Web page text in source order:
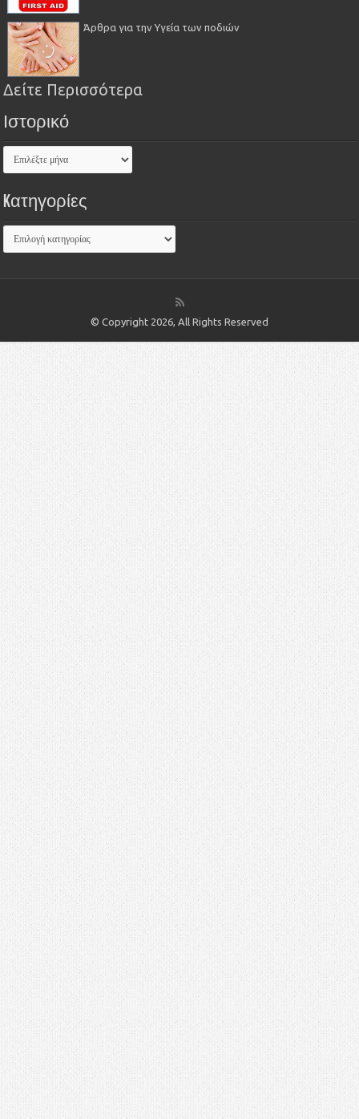
Άρθρα για την Υγεία των ποδιών
Δείτε Περισσότερα
Ιστορικό
Kατηγορίες
© Copyright 2026, All Rights Reserved